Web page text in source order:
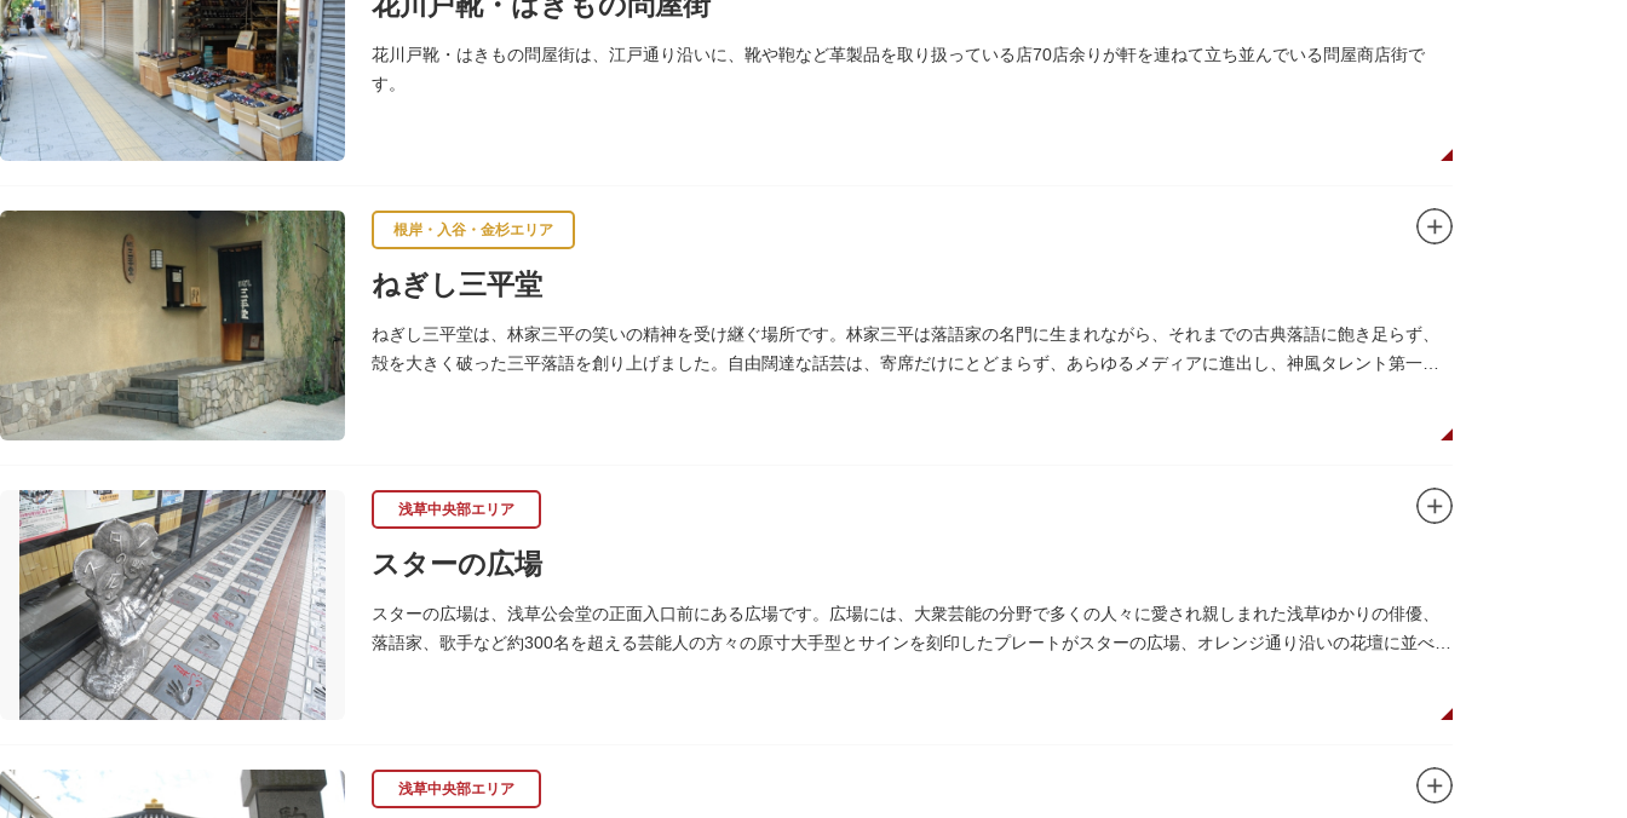
花川戸靴・はきもの問屋街は、江戸通り沿いに、靴や鞄など革製品を取り扱っている店70店余りが軒を連ねて立ち並んでいる問屋商店街で
す。
根岸・入谷・金杉エリア
ねぎし三平堂
ねぎし三平堂は、林家三平の笑いの精神を受け継ぐ場所です。林家三平は落語家の名門に生まれながら、それまでの古典落語に飽き足らず、
殻を大きく破った三平落語を創り上げました。自由闊達な話芸は、寄席だけにとどまらず、あらゆるメディアに進出し、神風タレント第一
浅草中央部エリア
スターの広場
スターの広場は、浅草公会堂の正面入口前にある広場です。広場には、大衆芸能の分野で多くの人々に愛され親しまれた浅草ゆかりの俳優、
落語家、歌手など約300名を超える芸能人の方々の原寸大手型とサインを刻印したプレートがスターの広場、オレンジ通り沿いの花壇に並べら
浅草中央部エリア